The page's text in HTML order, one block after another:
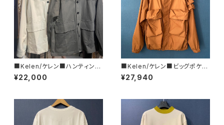
■Kelen/ケレン■ハンティン
グ・ワークジャケット■KLM25F
JK1109
¥22,000
■Kelen/ケレン■ビッグポケッ
ト・フーデッドジャケットHYATT
SNACK■BROWNORANGE
¥27,940